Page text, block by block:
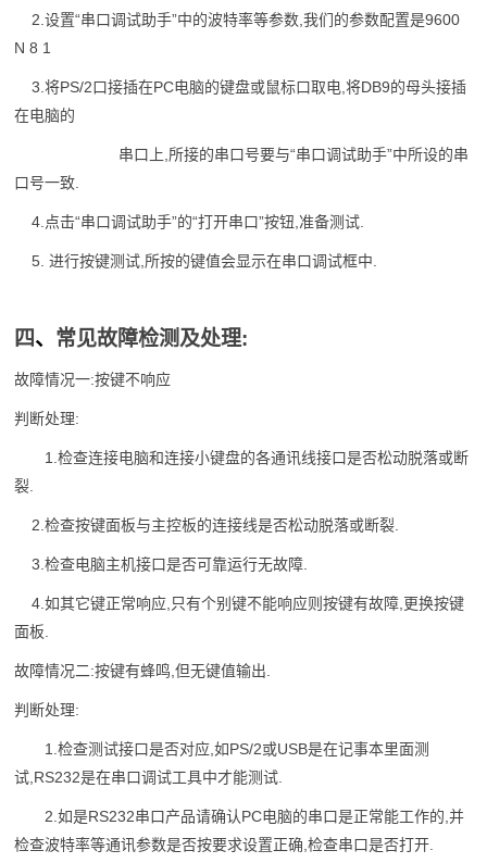
2.设置“串口调试助手”中的波特率等参数,我们的参数配置是9600
N 8 1
3.将PS/2口接插在PC电脑的键盘或鼠标口取电,将DB9的母头接插
在电脑的
串口上,所接的串口号要与“串口调试助手”中所设的串
口号一致.
4.点击“串口调试助手”的“打开串口”按钮,准备测试.
5. 进行按键测试,所按的键值会显示在串口调试框中.
四、 常见故障检测及处理:
故障情况一:按键不响应
判断处理:
1.检查连接电脑和连接小键盘的各通讯线接口是否松动脱落或断
裂.
2.检查按键面板与主控板的连接线是否松动脱落或断裂.
3.检查电脑主机接口是否可靠运行无故障.
4.如其它键正常响应,只有个别键不能响应则按键有故障,更换按键
面板.
故障情况二:按键有蜂鸣,但无键值输出.
判断处理:
1.检查测试接口是否对应,如PS/2或USB是在记事本里面测
试,RS232是在串口调试工具中才能测试.
2.如是RS232串口产品请确认PC电脑的串口是正常能工作的,并
检查波特率等通讯参数是否按要求设置正确,检查串口是否打开.